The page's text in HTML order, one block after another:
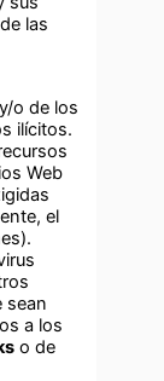
las
o de los
ilícitos.
Web
el
sean
a los
o de